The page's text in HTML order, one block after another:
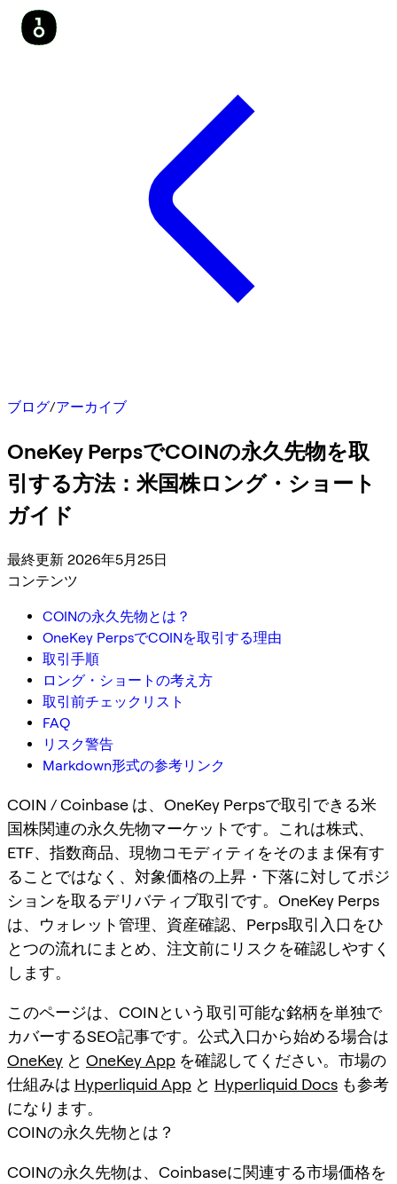
ブログ/アーカイブ
OneKey PerpsでCOINの永久先物を取
引する方法：米国株ロング・ショート
ガイド
最終更新 2026年5月25日
コンテンツ
COINの永久先物とは？
OneKey PerpsでCOINを取引する理由
取引手順
ロング・ショートの考え方
取引前チェックリスト
FAQ
リスク警告
Markdown形式の参考リンク
COIN / Coinbase は、OneKey Perpsで取引できる米
国株関連の永久先物マーケットです。これは株式、
ETF、指数商品、現物コモディティをそのまま保有す
ることではなく、対象価格の上昇・下落に対してポジ
ションを取るデリバティブ取引です。OneKey Perps
は、ウォレット管理、資産確認、Perps取引入口をひ
とつの流れにまとめ、注文前にリスクを確認しやすく
します。
このページは、COINという取引可能な銘柄を単独で
カバーするSEO記事です。公式入口から始める場合は
OneKey と OneKey App を確認してください。市場の
仕組みは Hyperliquid App と Hyperliquid Docs も参考
になります。
COINの永久先物とは？
COINの永久先物は、Coinbaseに関連する市場価格を